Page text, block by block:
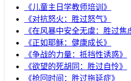
《儿童主日学教师培训》
《对抗怒火：胜过怒气》
《在风暴中安全无虞：胜过焦
《正如耶稣：健康成长》
《争战的力量：抵挡性诱惑》
《欲望的死胡同：胜过自怜》
《抢回时间：胜过拖延症》